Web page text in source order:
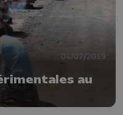
04/07/2019
au